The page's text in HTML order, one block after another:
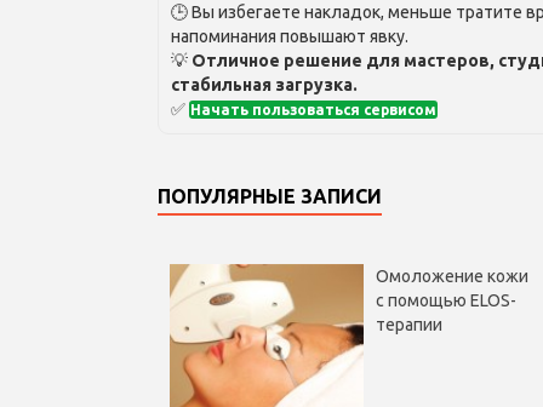
🕒 Вы избегаете накладок, меньше тратите
напоминания повышают явку.
💡 Отличное решение для мастеров,
стабильная загрузка.
✅ Начать пользоваться сервисом
ПОПУЛЯРНЫЕ ЗАПИСИ
Омоложение кожи
с помощью ELOS-
терапии